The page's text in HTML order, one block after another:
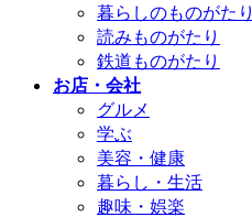
暮らしのものがたり
読みものがたり
鉄道ものがたり
お店・会社
グルメ
学ぶ
美容・健康
暮らし・生活
趣味・娯楽